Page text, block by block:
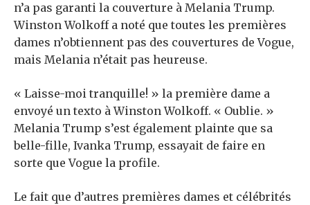
n’a pas garanti la couverture à Melania Trump.
Winston Wolkoff a noté que toutes les premières
dames n’obtiennent pas des couvertures de Vogue,
mais Melania n’était pas heureuse.
« Laisse-moi tranquille! » la première dame a
envoyé un texto à Winston Wolkoff. « Oublie. »
Melania Trump s’est également plainte que sa
belle-fille, Ivanka Trump, essayait de faire en
sorte que Vogue la profile.
Le fait que d’autres premières dames et célébrités